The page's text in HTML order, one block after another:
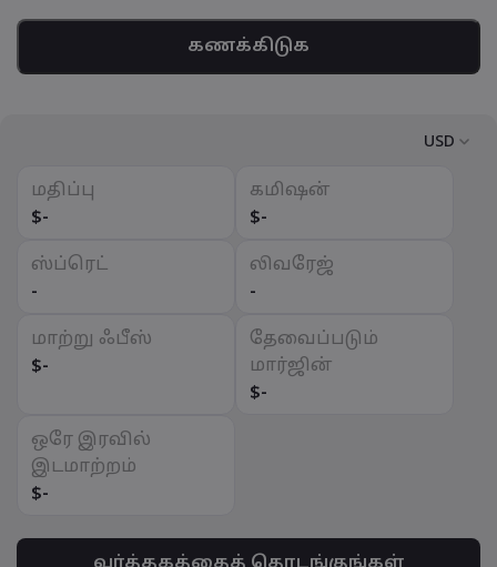
கணக்கிடுக
USD
மதிப்பு
$-
கமிஷன்
$-
ஸ்ப்ரெட்
-
லிவரேஜ்
-
மாற்று ஃபீஸ்
$-
தேவைப்படும்
மார்ஜின்
$-
ஒரே இரவில்
இடமாற்றம்
$-